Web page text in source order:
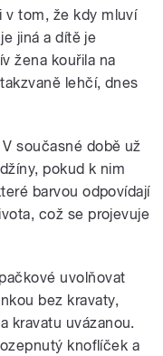
v tom, že kdy mluví
jiná a dítě je
žena kouřila na
lehčí, dnes
současné době už
pokud k nim
barvou odpovídají
což se projevuje
uvolňovat
bez kravaty,
kravatu uvázanou.
knoflíček a